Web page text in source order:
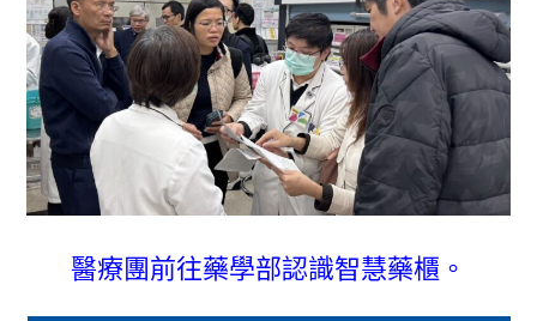
醫療團前往藥學部認識智慧藥櫃。